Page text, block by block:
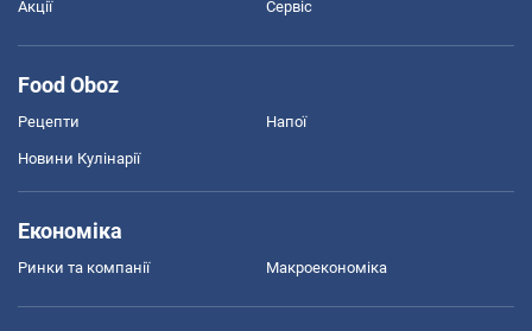
Акції Сервіс
Food Oboz
Рецепти Напої
Новини Кулінарії
Економіка
Ринки та компанії Макроекономіка